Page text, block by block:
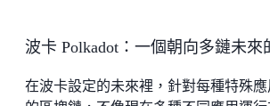
波卡 Polkadot：一個朝向多鏈未來
在波卡設定的未來裡，針對每種特殊